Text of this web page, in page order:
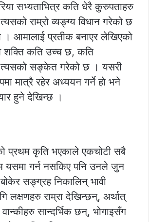
सभ्यताभित्र कति धेरै कुरुपताहरु
राम्रो व्यङ्ग्य विधान गरेको छ
। आमालाई प्रतीक बनाएर लेखिएको
शक्ति कति उच्च छ, कति
सङ्केत गरेको छ । यसरी
मात्रै रहेर अध्ययन गर्ने हो भने
हुने देखिन्छ ।
प्रथम कृति भएकाले एकचोटी सबै
यसमा गर्न नसकिए पनि उनले जुन
सङ्ग्रह निकालिन् भावी
लक्षणहरु राम्रा देखिन्छन्, अर्थात्
सान्दर्भिक छन्, भोगाइसँग